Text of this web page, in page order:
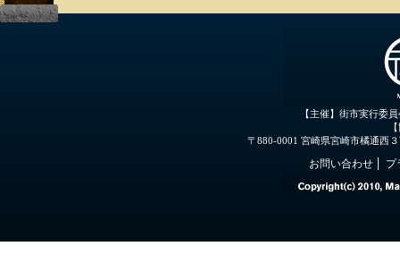
【主催】街市実行委
〒880-0001 宮崎県宮崎市橘通西
お問い合わせ プ